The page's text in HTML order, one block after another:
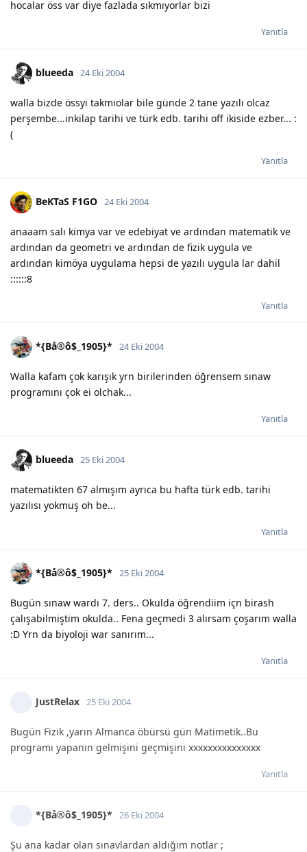
hocalar öss var diye fazlada sıkmıyorlar bizi
Yanıtla
blueeda 24 Eki 2004
walla bizde össyi takmıolar bile günde 2 tane yazılı olcaz
perşembe...inkilap tarihi ve türk edb. tarihi off ikiside ezber... :
(
Yanıtla
BeKTaS F1GO 24 Eki 2004
anaaam salı kimya var ve edebiyat ve ardından matematik ve
ardından da geometri ve ardından de fizik uygula ve
ardından kimöya uygulama hepsi de yazılı uygula lar dahil
::::::8
Yanıtla
*{Bå®ô$_1905}* 24 Eki 2004
Walla kafam çok karışık yrn birilerinden öğrensem sınaw
programını çok ei olchak...
Yanıtla
blueeda 25 Eki 2004
matematikten 67 almışım ayrıca bu hafta türk edb. tarihi
yazılısı yokmuş oh be...
Yanıtla
*{Bå®ô$_1905}* 25 Eki 2004
Bugün sınaw wardı 7. ders.. Okulda öğrendiim içn birash
çalışabilmiştim okulda.. Fena geçmedi 3 alırsam çoşarım walla
:D Yrn da biyoloji war sanırım...
Yanıtla
JustRelax 25 Eki 2004
Bugün Fizik ,yarın Almanca öbürsü gün Matimetik..Bu
programı yapanın gelmişini geçmişini xxxxxxxxxxxxxxx
Yanıtla
*{Bå®ô$_1905}* 26 Eki 2004
Şu ana kadar olan sınavlardan aldığım notlar ;